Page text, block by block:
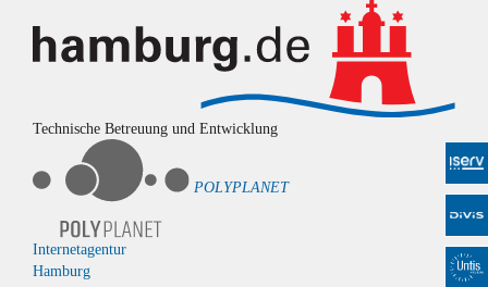
Technische Betreuung und Entwicklung
POLYPLANET
Internetagentur
Hamburg